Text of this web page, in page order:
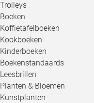
Trolleys
Boeken
Koffietafelboeken
Kookboeken
Kinderboeken
Boekenstandaards
Leesbrillen
Planten & Bloemen
Kunstplanten